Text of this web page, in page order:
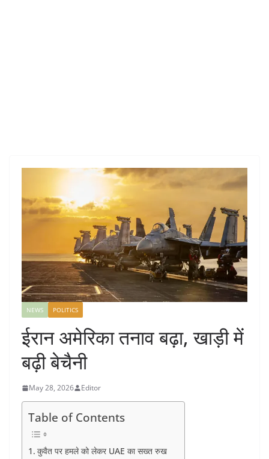
NEWS POLITICS
ईरान अमेरिका तनाव बढ़ा, खाड़ी में
बढ़ी बेचैनी
May 28, 2026 Editor
Table of Contents
कुवैत पर हमले को लेकर UAE का सख्त रुख